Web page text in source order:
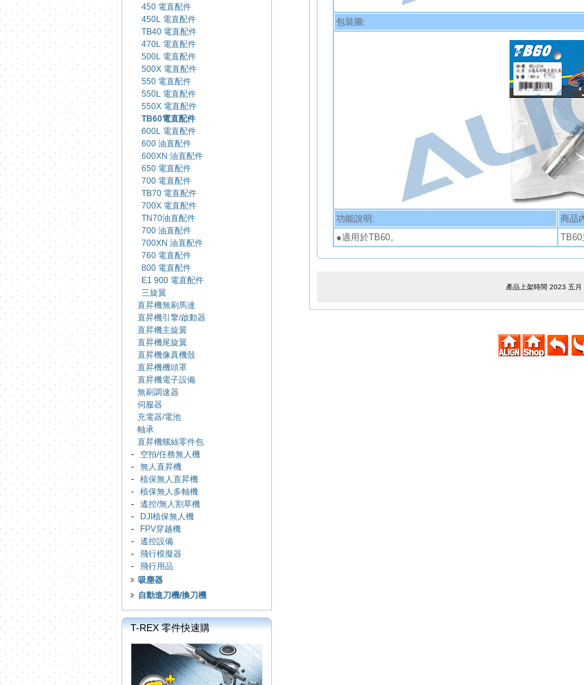
450 電直配件
450L 電直配件
TB40 電直配件
470L 電直配件
500L 電直配件
500X 電直配件
550 電直配件
550L 電直配件
550X 電直配件
TB60電直配件
600L 電直配件
600 油直配件
600XN 油直配件
650 電直配件
700 電直配件
TB70 電直配件
700X 電直配件
TN70油直配件
700 油直配件
700XN 油直配件
760 電直配件
800 電直配件
E1 900 電直配件
三旋翼
直昇機無刷馬達
直昇機引擎/啟動器
直昇機主旋翼
直昇機尾旋翼
直昇機像真機殼
直昇機機頭罩
直昇機電子設備
無刷調速器
伺服器
充電器/電池
軸承
直昇機螺絲零件包
- 空拍/任務無人機
- 無人直昇機
- 植保無人直昇機
- 植保無人多軸機
- 遙控/無人割草機
-
DJI植保無人機
-
FPV穿越機
- 遙控設備
- 飛行模擬器
- 飛行用品
吸塵器
自動進刀機/換刀機
T-REX 零件快速購
包裝圖:
功能說明:
商品
●適用於TB60。
產品上架時間 2023 五月